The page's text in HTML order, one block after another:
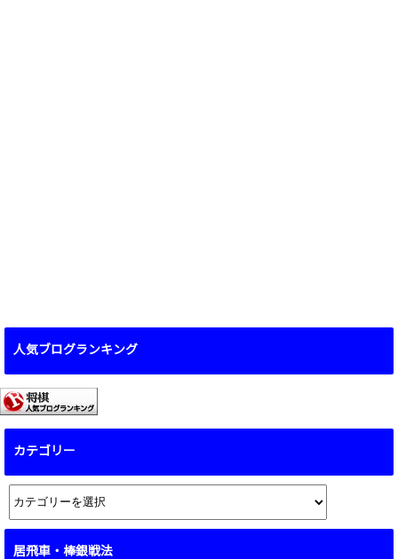
人気ブログランキング
カテゴリー
テ
居飛車・棒銀戦法